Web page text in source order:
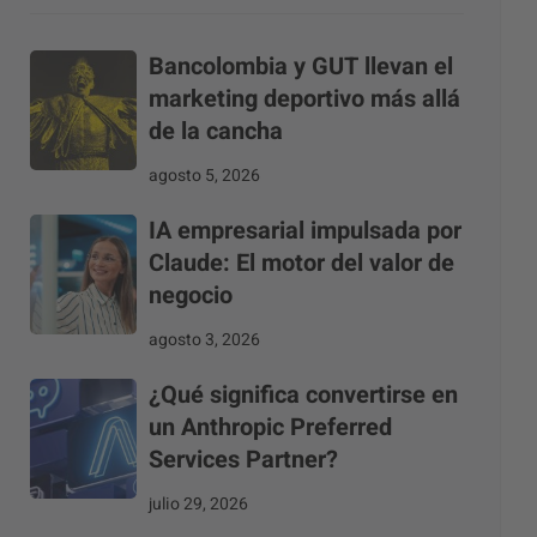
Bancolombia y GUT llevan el
marketing deportivo más allá
de la cancha
agosto 5, 2026
IA empresarial impulsada por
Claude: El motor del valor de
negocio
agosto 3, 2026
¿Qué significa convertirse en
un Anthropic Preferred
Services Partner?
julio 29, 2026